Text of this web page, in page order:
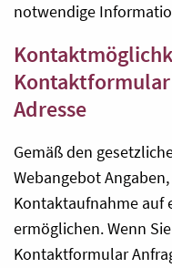
notwendige
Adresse
Gemäß den
Webangebot
Kontaktaufnahme auf
ermöglichen. Wenn
Kontaktformular